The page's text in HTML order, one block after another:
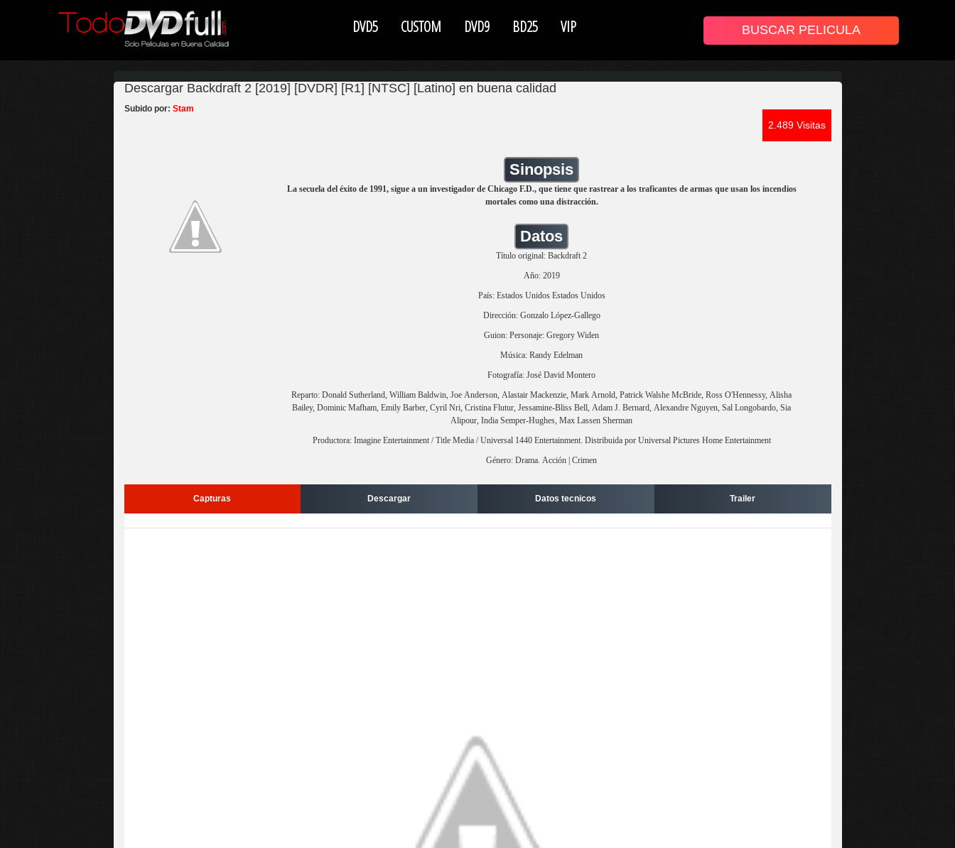
DVD5 CUSTOM DVD9 BD25 VIP
Descargar Backdraft 2 [2019] [DVDR] [R1] [NTSC] [Latino] en buena calidad
2.489 Visitas
Subido por: Stam
Sinopsis
La secuela del éxito de 1991, sigue a un investigador de Chicago F.D., que tiene que rastrear a los traficantes de armas que usan los incendios
mortales como una distracción.
Datos
Título original: Backdraft 2
Año: 2019
País: Estados Unidos Estados Unidos
Dirección: Gonzalo López-Gallego
Guion: Personaje: Gregory Widen
Música: Randy Edelman
Fotografía: José David Montero
Reparto: Donald Sutherland, William Baldwin, Joe Anderson, Alastair Mackenzie, Mark Arnold, Patrick Walshe McBride, Ross O'Hennessy, Alisha
Bailey, Dominic Mafham, Emily Barber, Cyril Nri, Cristina Flutur, Jessamine-Bliss Bell, Adam J. Bernard, Alexandre Nguyen, Sal Longobardo, Sia
Alipour, India Semper-Hughes, Max Lassen Sherman
Productora: Imagine Entertainment / Title Media / Universal 1440 Entertainment. Distribuida por Universal Pictures Home Entertainment
Género: Drama. Acción | Crimen
Capturas Descargar Datos tecnicos Trailer